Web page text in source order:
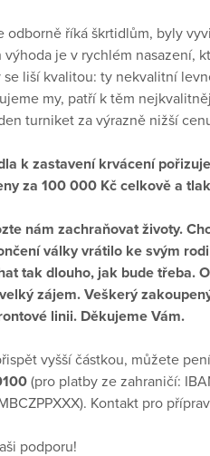
odborně říká škrtidlům, byly
je v rychlém nasazení,
liší kvalitou: ty nekvalitní
my, patří k těm
turniket za výrazně nižší
k zastavení krvácení
za 100 000 Kč celkově a
nám zachraňovat životy.
války vrátilo ke svým
tak dlouho, jak bude třeba.
zájem. Veškerý
linii. Děkujeme Vám.
vyšší částkou, můžete
(pro platby ze zahraničí:
Kontakt pro
podporu!